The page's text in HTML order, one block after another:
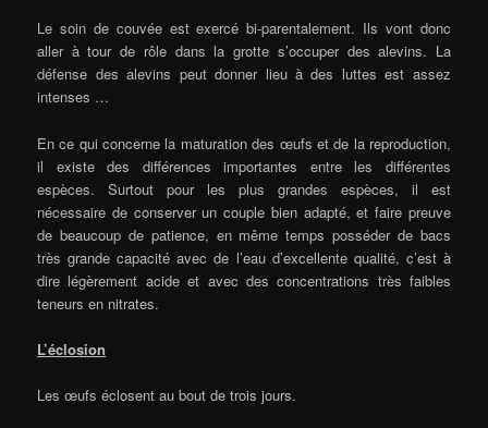
Le soin de couvée est exercé bi-parentalement. Ils vont donc
aller à tour de rôle dans la grotte s’occuper des alevins. La
défense des alevins peut donner lieu à des luttes est assez
intenses …
En ce qui concerne la maturation des œufs et de la reproduction,
il existe des différences importantes entre les différentes
espèces. Surtout pour les plus grandes espèces, il est
nécessaire de conserver un couple bien adapté, et faire preuve
de beaucoup de patience, en même temps posséder de bacs
très grande capacité avec de l’eau d’excellente qualité, c’est à
dire légèrement acide et avec des concentrations très faibles
teneurs en nitrates.
L’éclosion
Les œufs éclosent au bout de trois jours.